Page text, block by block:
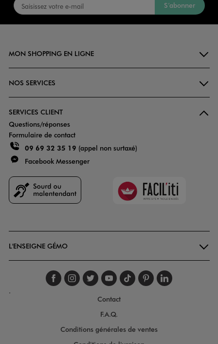
S’abonner
MON SHOPPING EN LIGNE
NOS SERVICES
SERVICES CLIENT
Questions/réponses
Formulaire de contact
09 69 32 35 19 (appel non surtaxé)
Facebook Messenger
Faciliti
L'ENSEIGNE GÉMO
Suivez-nous sur
Suivez-nous sur
Suivez-nous sur
Suivez-nous
Suivez-nous
Suivez-
.
Contact
F.A.Q.
Conditions générales de ventes